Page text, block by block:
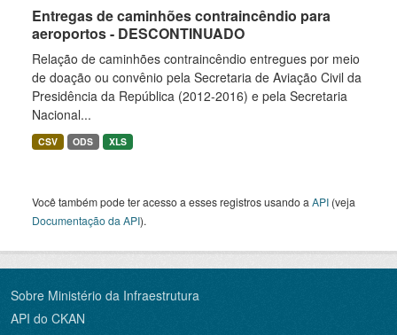
Entregas de caminhões contraincêndio para
aeroportos - DESCONTINUADO
Relação de caminhões contraincêndio entregues por meio
de doação ou convênio pela Secretaria de Aviação Civil da
Presidência da República (2012-2016) e pela Secretaria
Nacional...
CSV ODS XLS
Você também pode ter acesso a esses registros usando a API (veja
Documentação da API).
Sobre Ministério da Infraestrutura
API do CKAN